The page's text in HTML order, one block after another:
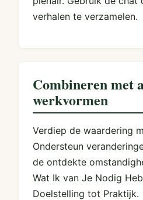
verhalen te verzamelen.
Combineren met
werkvormen
Verdiep de waardering
Ondersteun
de ontdekte
Wat Ik van Je Nodig
Doelstelling tot Praktijk.